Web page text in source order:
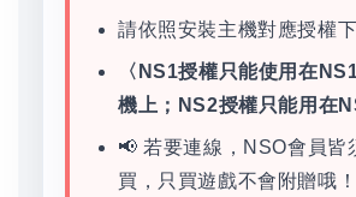
請依照安裝主機對應授權
〈NS1授權只能使用在
機上；NS2授權只能用在
📢 若要連線，NSO會員皆
買，只買遊戲不會附贈哦